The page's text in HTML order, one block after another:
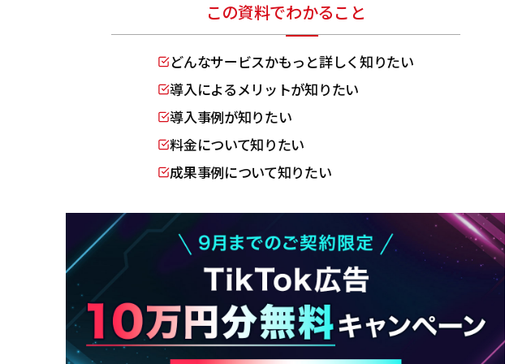
この資料でわかること
どんなサービスかもっと詳しく知りたい
導入によるメリットが知りたい
導入事例が知りたい
料金について知りたい
成果事例について知りたい